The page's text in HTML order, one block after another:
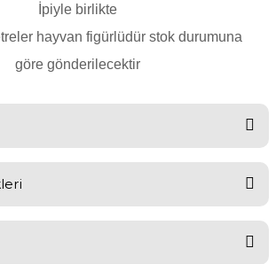
İpiyle birlikte
hayvan figürlüdür stok durumuna
göre gönderilecektir